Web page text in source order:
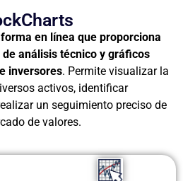
en línea que proporciona
análisis técnico y gráficos
inversores. Permite visualizar la
activos, identificar
un seguimiento preciso de
de valores.